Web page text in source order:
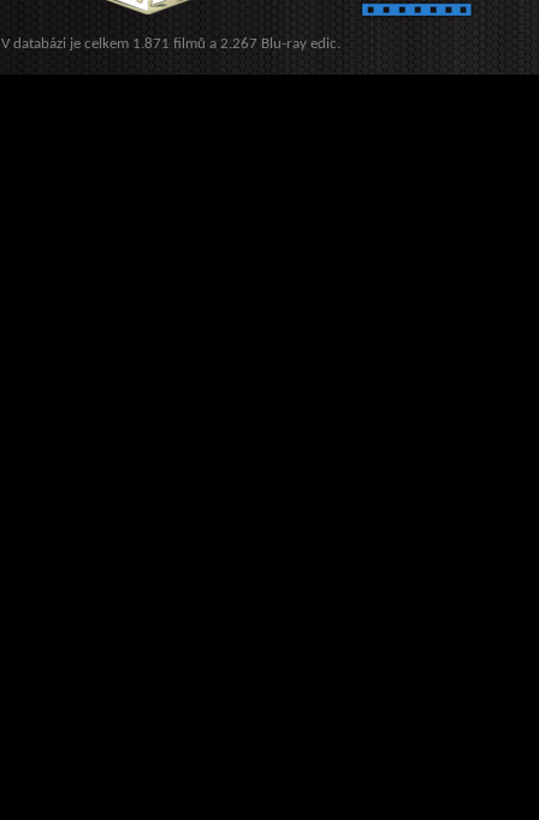
V databázi je celkem 1.871 filmů a 2.267 Blu-ray edic.